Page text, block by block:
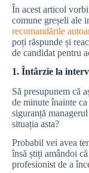
În acest articol
comune greșeli ale
recomandările
poți răspunde și
de candidat pentru
1. Întârzie la
Să presupunem că
de minute înainte
siguranță
situația asta?
Probabil vei avea
însă știți amândoi
profesionist de a